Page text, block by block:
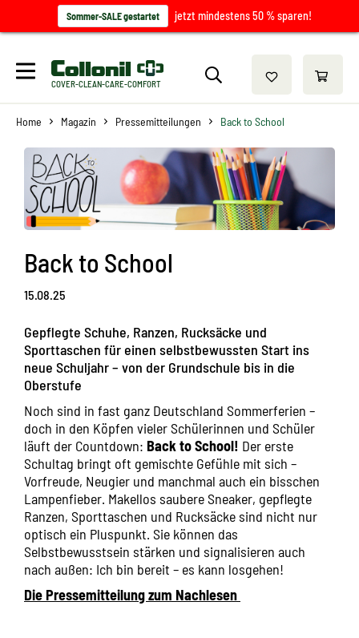
Sommer-SALE gestartet jetzt mindestens 50 % sparen!
COVER-CLEAN-CARE-COMFORT
Home Magazin Pressemitteilungen Back to School
Back to School
15.08.25
Gepflegte Schuhe, Ranzen, Rucksäcke und
Sporttaschen für einen selbstbewussten Start ins
neue Schuljahr – von der Grundschule bis in die
Oberstufe
Noch sind in fast ganz Deutschland Sommerferien –
doch in den Köpfen vieler Schülerinnen und Schüler
läuft der Countdown: Back to School! Der erste
Schultag bringt oft gemischte Gefühle mit sich –
Vorfreude, Neugier und manchmal auch ein bisschen
Lampenfieber. Makellos saubere Sneaker, gepflegte
Ranzen, Sporttaschen und Rucksäcke sind nicht nur
optisch ein Pluspunkt. Sie können das
Selbstbewusstsein stärken und signalisieren auch
nach außen: Ich bin bereit – es kann losgehen!
Die Pressemitteilung zum Nachlesen